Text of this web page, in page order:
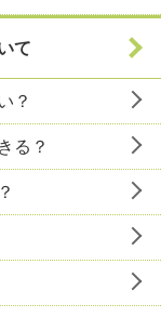
て
？
る？